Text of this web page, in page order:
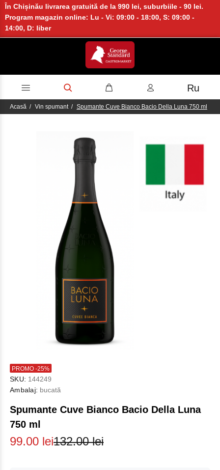
În Chișinău livrarea gratuită de la 990 lei, suburbiile - 90 lei.
Program magazin online: Lu - Vi: 09:00 - 18:00, S: 09:00 -
14:00, D: liber
Ru
Acasă Vin spumant Spumante Cuve Bianco Bacio Della Luna 750 ml
PROMO -25%
SKU: 144249
Ambalaj: bucată
Spumante Cuve Bianco Bacio Della Luna
750 ml
99.00 lei132.00 lei